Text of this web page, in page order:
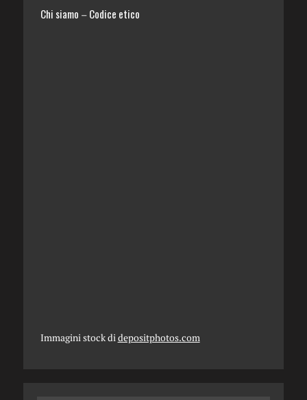
Chi siamo – Codice etico
Immagini stock didepositphotos.com